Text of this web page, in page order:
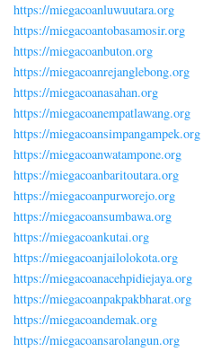
https://miegacoanluwuutara.org
https://miegacoantobasamosir.org
https://miegacoanbuton.org
https://miegacoanrejanglebong.org
https://miegacoanasahan.org
https://miegacoanempatlawang.org
https://miegacoansimpangampek.org
https://miegacoanwatampone.org
https://miegacoanbaritoutara.org
https://miegacoanpurworejo.org
https://miegacoansumbawa.org
https://miegacoankutai.org
https://miegacoanjailolokota.org
https://miegacoanacehpidiejaya.org
https://miegacoanpakpakbharat.org
https://miegacoandemak.org
https://miegacoansarolangun.org